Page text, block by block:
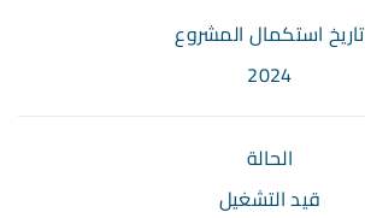
تاريخ استكمال المشروع
2024
الحالة
قيد التشغيل